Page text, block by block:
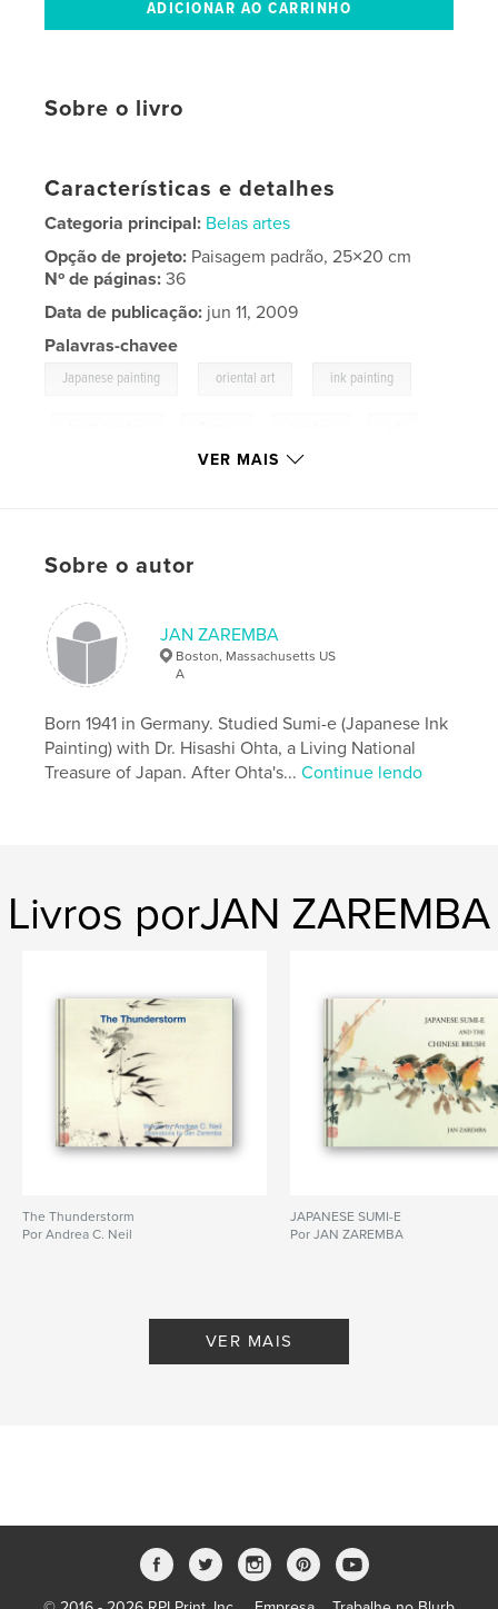
Sobre o livro
Características e detalhes
Categoria principal: Belas artes
Opção de projeto: Paisagem padrão, 25×20 cm
Nº de páginas:36
Data de publicação: jun 11, 2009
Palavras-chavee
Japanese painting oriental art ink painting
VER MAIS
Sobre o autor
JAN ZAREMBA
Boston, Massachusetts US
A
Born 1941 in Germany. Studied Sumi-e (Japanese Ink
Painting) with Dr. Hisashi Ohta, a Living National
Treasure of Japan. After Ohta's...Continue lendo
Livros porJAN ZAREMBA
The Thunderstorm
Por Andrea C. Neil
JAPANESE SUMI-E
Por JAN ZAREMBA
VER MAIS